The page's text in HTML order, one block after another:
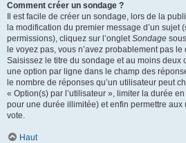
Comment créer un sondage ?
Il est facile de créer un sondage, lors de la
la modification du premier message d’un sujet
permissions), cliquez sur l’ongletSondage
le voyez pas, vous n’avez probablement pas
Saisissez le titre du sondage et au moins deux
une option par ligne dans le champ des
le nombre de réponses qu’un utilisateur peut
« Option(s) par l’utilisateur », limiter la durée
pour une durée illimitée) et enfin permettre
vote.
Haut